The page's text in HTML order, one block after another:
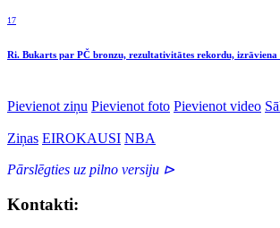
17
Ri. Bukarts par PČ bronzu, rezultativitātes rekordu, izrāviena
Pievienot ziņu Pievienot foto Pievienot video
Ziņas EIROKAUSI NBA
Pārslēgties uz pilno versiju ⊳
Kontakti: